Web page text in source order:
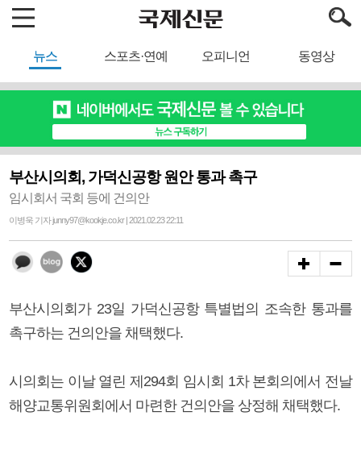
뉴스 스포츠·연예 오피니언 동영상
부산시의회, 가덕신공항 원안 통과 촉구
임시회서 국회 등에 건의안
이병욱 기자 junny97@kookje.co.kr | 2021.02.23 22:11
부산시의회가 23일 가덕신공항 특별법의 조속한 통과를
촉구하는 건의안을 채택했다.
시의회는 이날 열린 제294회 임시회 1차 본회의에서 전날
해양교통위원회에서 마련한 건의안을 상정해 채택했다.